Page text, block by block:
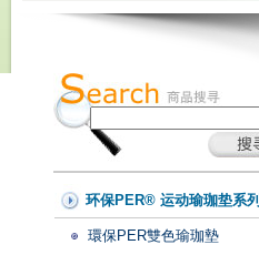
环保PER® 运动瑜珈垫系列
環保PER雙色瑜珈墊